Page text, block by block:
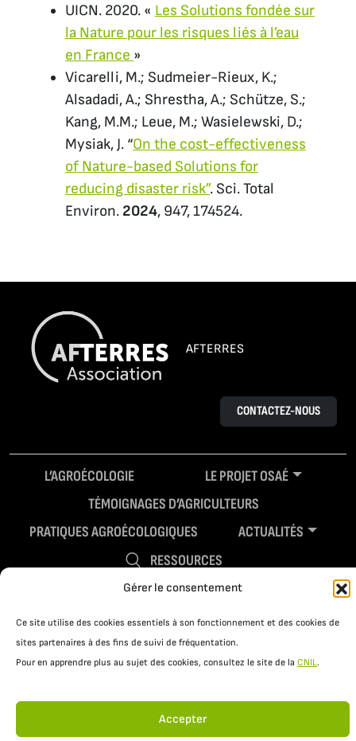
Gérer le consentement
Ce site utilise des cookies essentiels à son fonctionnement et des cookies de
sites partenaires à des fins de suivi de fréquentation.
Pour en apprendre plus au sujet des cookies, consultez le site de la CNIL.
Accepter
UICN. 2020. « Les Solutions fondée sur
la Nature pour les risques liés à l’eau
en France »
Vicarelli, M.; Sudmeier-Rieux, K.;
Alsadadi, A.; Shrestha, A.; Schütze, S.;
Kang, M.M.; Leue, M.; Wasielewski, D.;
Mysiak, J. “On the cost-effectiveness
of Nature-based Solutions for
reducing disaster risk”. Sci. Total
Environ. 2024, 947, 174524.
AFTERRES
CONTACTEZ-NOUS
L’AGROÉCOLOGIE
LE PROJET OSAÉ
TÉMOIGNAGES D’AGRICULTEURS
PRATIQUES AGROÉCOLOGIQUES
ACTUALITÉS
RESSOURCES
Mentions légales